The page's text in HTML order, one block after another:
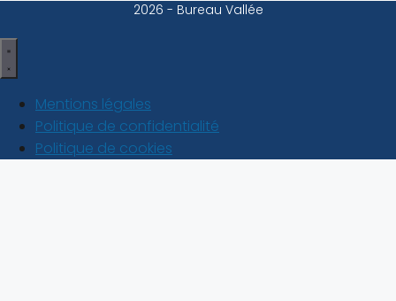
2026 - Bureau Vallée
Mentions légales
Politique de confidentialité
Politique de cookies